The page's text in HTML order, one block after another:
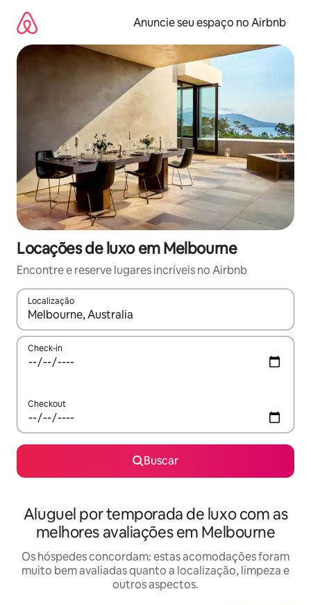
para
conteúdo
Anuncie seu espaço no Airbnb
Locações de luxo em Melbourne
Encontre e reserve lugares incríveis no Airbnb
Localização
Quando os resultados estiverem disponíveis, explore-os
Check-in
Checkout
Buscar
Aluguel por temporada de luxo com as
melhores avaliações em Melbourne
Os hóspedes concordam: estas acomodações foram
muito bem avaliadas quanto a localização, limpeza e
outros aspectos.